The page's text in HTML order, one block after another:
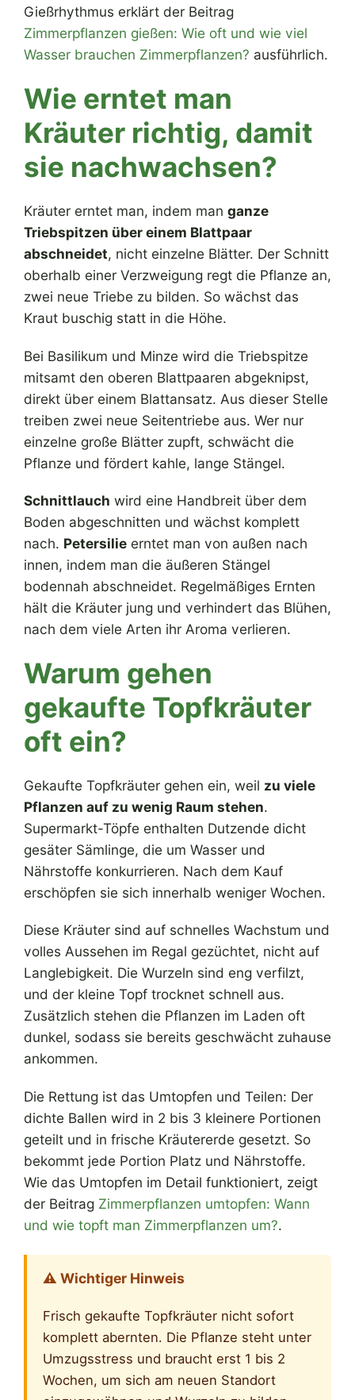
Gießrhythmus erklärt der Beitrag
Zimmerpflanzen gießen: Wie oft und wie viel
Wasser brauchen Zimmerpflanzen? ausführlich.
Wie erntet man
Kräuter richtig, damit
sie nachwachsen?
Kräuter erntet man, indem man ganze
Triebspitzen über einem Blattpaar
abschneidet, nicht einzelne Blätter. Der Schnitt
oberhalb einer Verzweigung regt die Pflanze an,
zwei neue Triebe zu bilden. So wächst das
Kraut buschig statt in die Höhe.
Bei Basilikum und Minze wird die Triebspitze
mitsamt den oberen Blattpaaren abgeknipst,
direkt über einem Blattansatz. Aus dieser Stelle
treiben zwei neue Seitentriebe aus. Wer nur
einzelne große Blätter zupft, schwächt die
Pflanze und fördert kahle, lange Stängel.
Schnittlauch wird eine Handbreit über dem
Boden abgeschnitten und wächst komplett
nach. Petersilie erntet man von außen nach
innen, indem man die äußeren Stängel
bodennah abschneidet. Regelmäßiges Ernten
hält die Kräuter jung und verhindert das Blühen,
nach dem viele Arten ihr Aroma verlieren.
Warum gehen
gekaufte Topfkräuter
oft ein?
Gekaufte Topfkräuter gehen ein, weil zu viele
Pflanzen auf zu wenig Raum stehen.
Supermarkt-Töpfe enthalten Dutzende dicht
gesäter Sämlinge, die um Wasser und
Nährstoffe konkurrieren. Nach dem Kauf
erschöpfen sie sich innerhalb weniger Wochen.
Diese Kräuter sind auf schnelles Wachstum und
volles Aussehen im Regal gezüchtet, nicht auf
Langlebigkeit. Die Wurzeln sind eng verfilzt,
und der kleine Topf trocknet schnell aus.
Zusätzlich stehen die Pflanzen im Laden oft
dunkel, sodass sie bereits geschwächt zuhause
ankommen.
Die Rettung ist das Umtopfen und Teilen: Der
dichte Ballen wird in 2 bis 3 kleinere Portionen
geteilt und in frische Kräutererde gesetzt. So
bekommt jede Portion Platz und Nährstoffe.
Wie das Umtopfen im Detail funktioniert, zeigt
der Beitrag Zimmerpflanzen umtopfen: Wann
und wie topft man Zimmerpflanzen um?.
⚠️ Wichtiger Hinweis
Frisch gekaufte Topfkräuter nicht sofort
komplett abernten. Die Pflanze steht unter
Umzugsstress und braucht erst 1 bis 2
Wochen, um sich am neuen Standort